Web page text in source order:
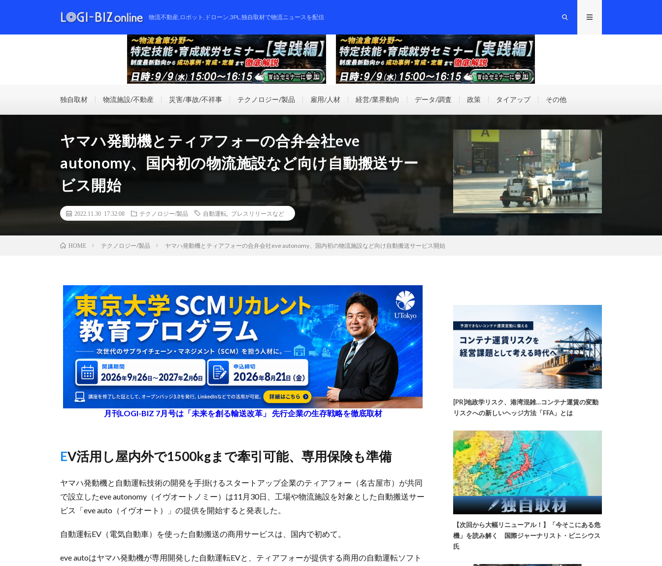
物流不動産,ロボット,ドローン,3PL,独自取材で物流ニュースを配信
独自取材 物流施設/不動産 災害/事故/不祥事 テクノロジー/製品 雇用/人材 経営/業界動向 データ/調査 政策 タイアップ その他
ヤマハ発動機とティアフォーの合弁会社eve
autonomy、国内初の物流施設など向け自動搬送サー
ビス開始
2022.11.30 17:32:08 テクノロジー/製品 自動運転 プレスリリースなど
HOME テクノロジー/製品 ヤマハ発動機とティアフォーの合弁会社eve autonomy、国内初の物流施設など向け自動搬送サービス開始
月刊LOGI-BIZ 7月号は「未来を創る輸送改革」 先行企業の生存戦略を徹底取材
EV活用し屋内外で1500kgまで牽引可能、専用保険も準備
ヤマハ発動機と自動運転技術の開発を手掛けるスタートアップ企業のティアフォー（名古屋市）が共同
で設立したeve autonomy（イヴオートノミー）は11月30日、工場や物流施設を対象とした自動搬送サー
ビス「eve auto（イヴオート）」の提供を開始すると発表した。
自動運転EV（電気自動車）を使った自動搬送の商用サービスは、国内で初めて。
eve autoはヤマハ発動機が専用開発した自動運転EVと、ティアフォーが提供する商用の自動運転ソフト
[PR]地政学リスク、港湾混雑…コンテナ運賃の変動
リスクへの新しいヘッジ方法「FFA」とは
【次回から大幅リニューアル！】「今そこにある危
機」を読み解く 国際ジャーナリスト・ビニシウス
氏